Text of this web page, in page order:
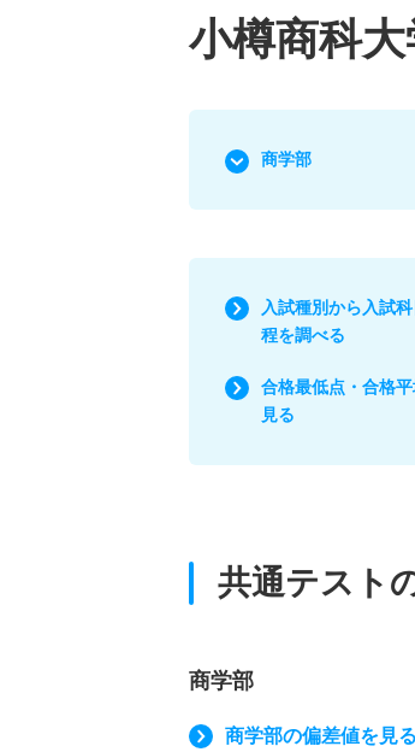
小樽商科
商学部
入試種別から入試
程を調べる
合格最低点・合格
見る
共通テスト
商学部
商学部の偏差値を見る